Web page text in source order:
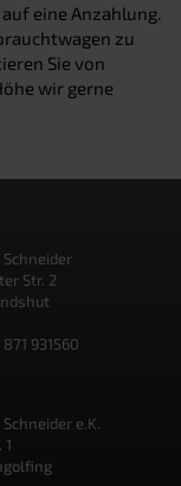
eine Anzahlung.
zu
Sie von
wir gerne
Str. 2
931560
e.K.